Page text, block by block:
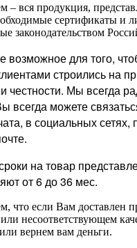
– вся продукция,
сертификаты и
законодательством
возможное для того,
строились на
честности. Мы всегда
всегда можете
в социальных сетях,
на товар
от 6 до 36 мес.
что если Вам доставлен
несоответствующем
вернем вам деньги.